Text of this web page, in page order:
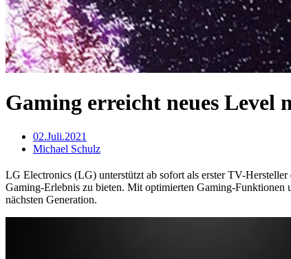
Gaming erreicht neues
02.Juli.2021
Michael Schulz
LG Electronics (LG) unterstützt ab sofort als erster TV-
Gaming-Erlebnis zu bieten. Mit optimierten Gaming-Funktionen
nächsten Generation.